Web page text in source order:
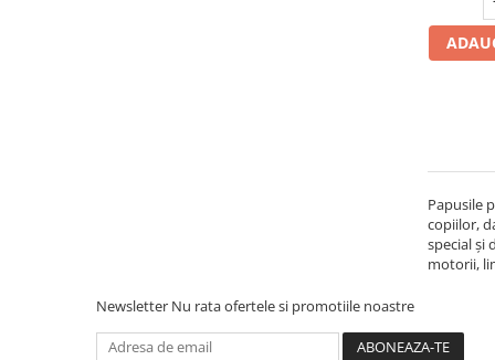
Papusile
copiilor,
special și
motorii,
Newsletter Nu rata ofertele si promotiile noastre